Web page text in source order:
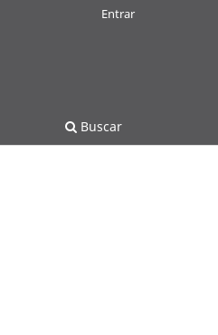
Buscar
Entrar